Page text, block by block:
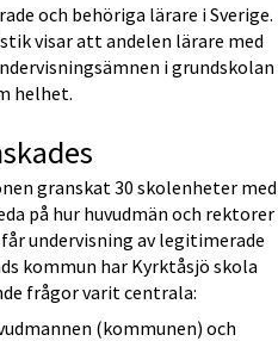
och behöriga lärare i Sverige.
visar att andelen lärare med
i grundskolan
helhet.
granskat 30 skolenheter med
på hur huvudmän och rektorer
undervisning av legitimerade
kommun har Kyrktåsjö skola
frågor varit centrala:
(kommunen) och